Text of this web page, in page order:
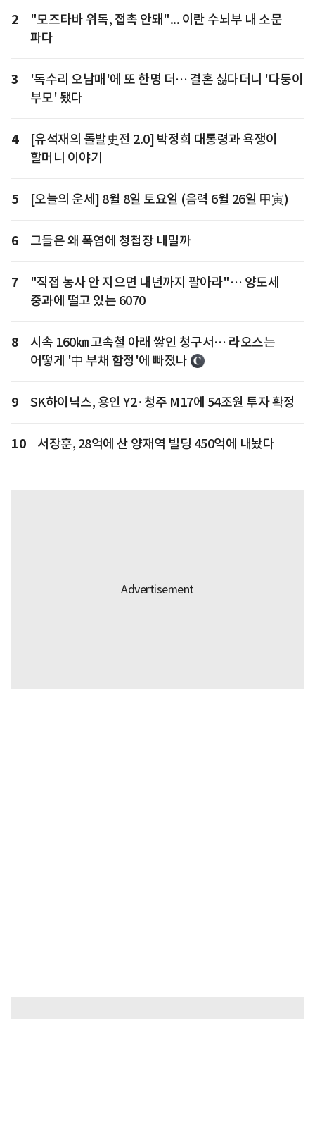
2
"모즈타바 위독, 접촉 안돼"... 이란 수뇌부 내 소문
파다
3
'독수리 오남매'에 또 한명 더… 결혼 싫다더니 '다둥이
부모' 됐다
4
[유석재의 돌발史전 2.0] 박정희 대통령과 욕쟁이
할머니 이야기
5 [오늘의 운세] 8월 8일 토요일 (음력 6월 26일 甲寅)
6 그들은 왜 폭염에 청첩장 내밀까
7
"직접 농사 안 지으면 내년까지 팔아라"… 양도세
중과에 떨고 있는 6070
8
시속 160㎞ 고속철 아래 쌓인 청구서… 라오스는
어떻게 '中 부채 함정'에 빠졌나
9 SK하이닉스, 용인 Y2·청주 M17에 54조원 투자 확정
10 서장훈, 28억에 산 양재역 빌딩 450억에 내놨다